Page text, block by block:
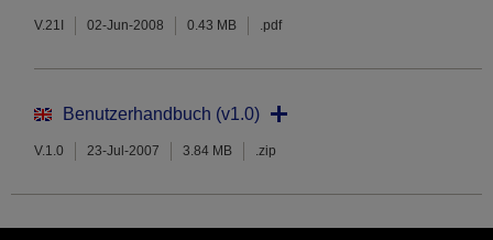
V.21I 02-Jun-2008 0.43 MB .pdf
Benutzerhandbuch (v1.0)
V.1.0 23-Jul-2007 3.84 MB .zip